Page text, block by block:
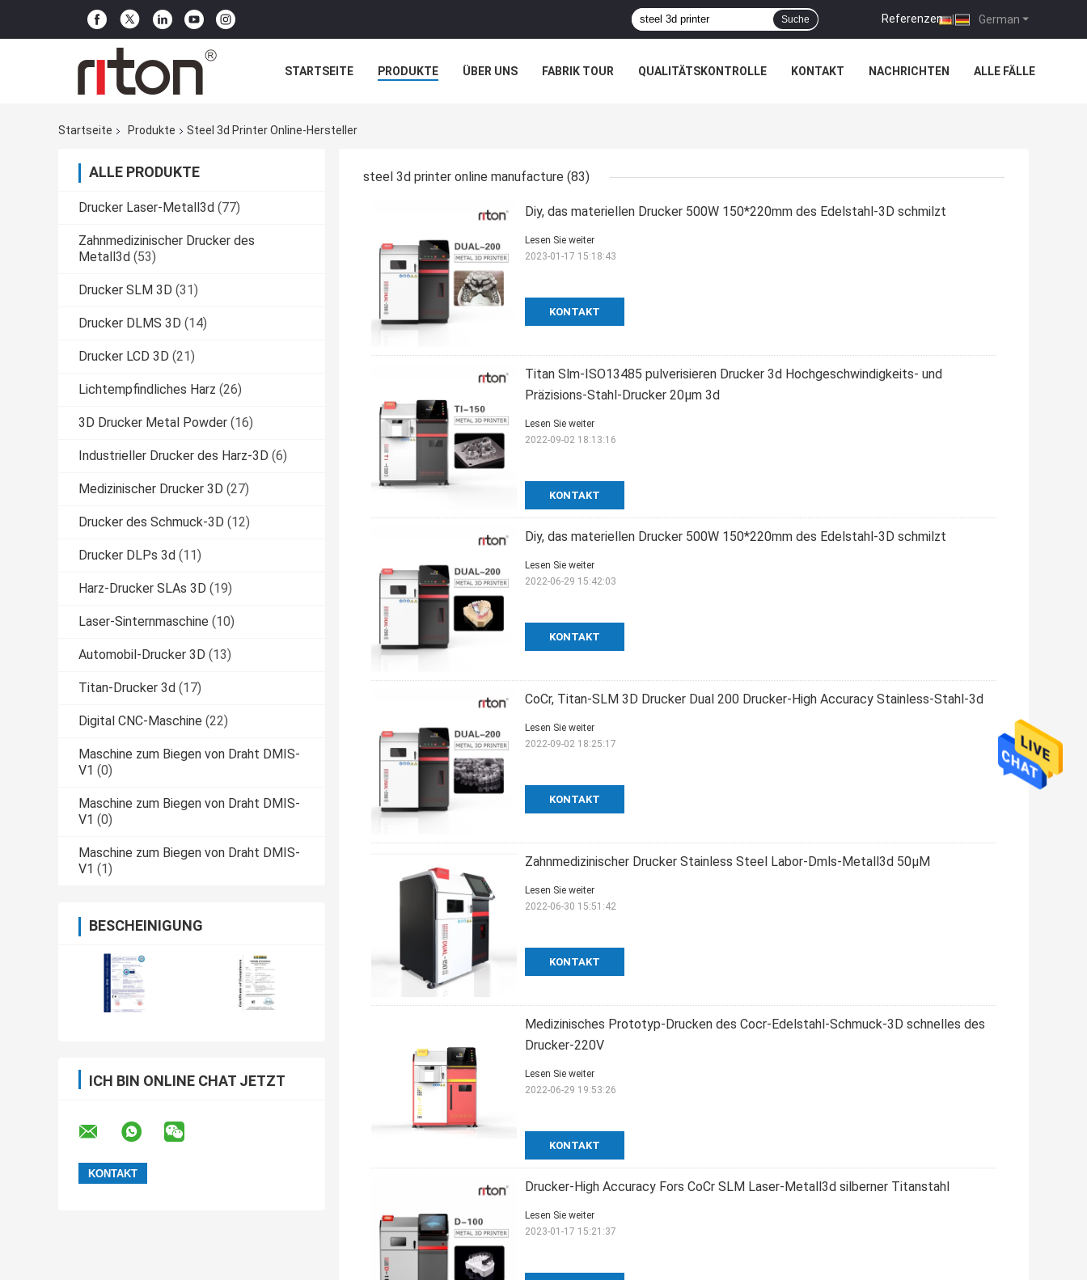
German
Referenzen |
Suche
STARTSEITE PRODUKTE ÜBER UNS FABRIK TOUR QUALITÄTSKONTROLLE KONTAKT NACHRICHTEN ALLE FÄLLE
Startseite Produkte Steel 3d Printer Online-Hersteller
ALLE PRODUKTE
Drucker Laser-Metall3d (77)
Zahnmedizinischer Drucker des
Metall3d (53)
Drucker SLM 3D (31)
Drucker DLMS 3D (14)
Drucker LCD 3D (21)
Lichtempfindliches Harz (26)
3D Drucker Metal Powder (16)
Industrieller Drucker des Harz-3D (6)
Medizinischer Drucker 3D (27)
Drucker des Schmuck-3D (12)
Drucker DLPs 3d (11)
Harz-Drucker SLAs 3D (19)
Laser-Sinternmaschine (10)
Automobil-Drucker 3D (13)
Titan-Drucker 3d (17)
Digital CNC-Maschine (22)
Maschine zum Biegen von Draht DMIS-
V1 (0)
Maschine zum Biegen von Draht DMIS-
V1 (0)
Maschine zum Biegen von Draht DMIS-
V1 (1)
BESCHEINIGUNG
ICH BIN ONLINE CHAT JETZT
steel 3d printer online manufacture (83)
Diy, das materiellen Drucker 500W 150*220mm des Edelstahl-3D schmilzt
KONTAKT
Lesen Sie weiter
2023-01-17 15:18:43
Titan Slm-ISO13485 pulverisieren Drucker 3d Hochgeschwindigkeits- und
Präzisions-Stahl-Drucker 20μm 3d
KONTAKT
Lesen Sie weiter
2022-09-02 18:13:16
Diy, das materiellen Drucker 500W 150*220mm des Edelstahl-3D schmilzt
KONTAKT
Lesen Sie weiter
2022-06-29 15:42:03
CoCr, Titan-SLM 3D Drucker Dual 200 Drucker-High Accuracy Stainless-Stahl-3d
KONTAKT
Lesen Sie weiter
2022-09-02 18:25:17
Zahnmedizinischer Drucker Stainless Steel Labor-Dmls-Metall3d 50μM
KONTAKT
Lesen Sie weiter
2022-06-30 15:51:42
Medizinisches Prototyp-Drucken des Cocr-Edelstahl-Schmuck-3D schnelles des
Drucker-220V
KONTAKT
Lesen Sie weiter
2022-06-29 19:53:26
Drucker-High Accuracy Fors CoCr SLM Laser-Metall3d silberner Titanstahl
Lesen Sie weiter
2023-01-17 15:21:37